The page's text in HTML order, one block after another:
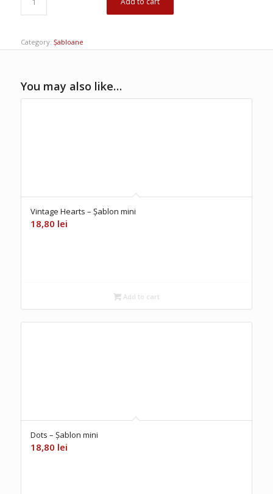
Category: Șabloane
You may also like…
Vintage Hearts – Șablon mini
18,80 lei
Add to cart
Dots – Șablon mini
18,80 lei